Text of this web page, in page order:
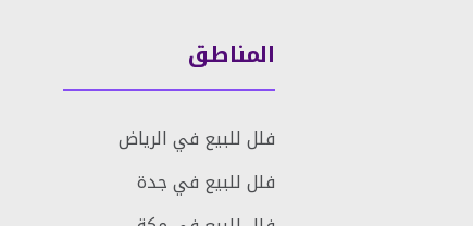
المناطق
فلل للبيع في الرياض
فلل للبيع في جدة